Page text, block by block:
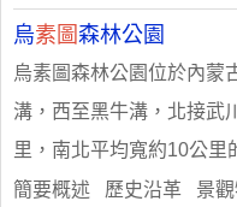
烏素圖森林公園
烏素圖森林公園位於內蒙
溝，西至黑牛溝，北接武
里，南北平均寬約10公里
簡要概述 歷史沿革 景